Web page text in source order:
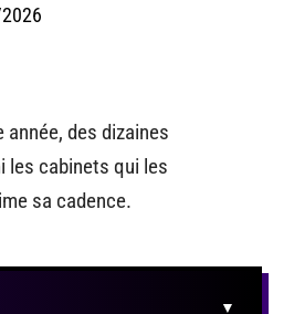
des dizaines
les cabinets qui les
sa cadence.